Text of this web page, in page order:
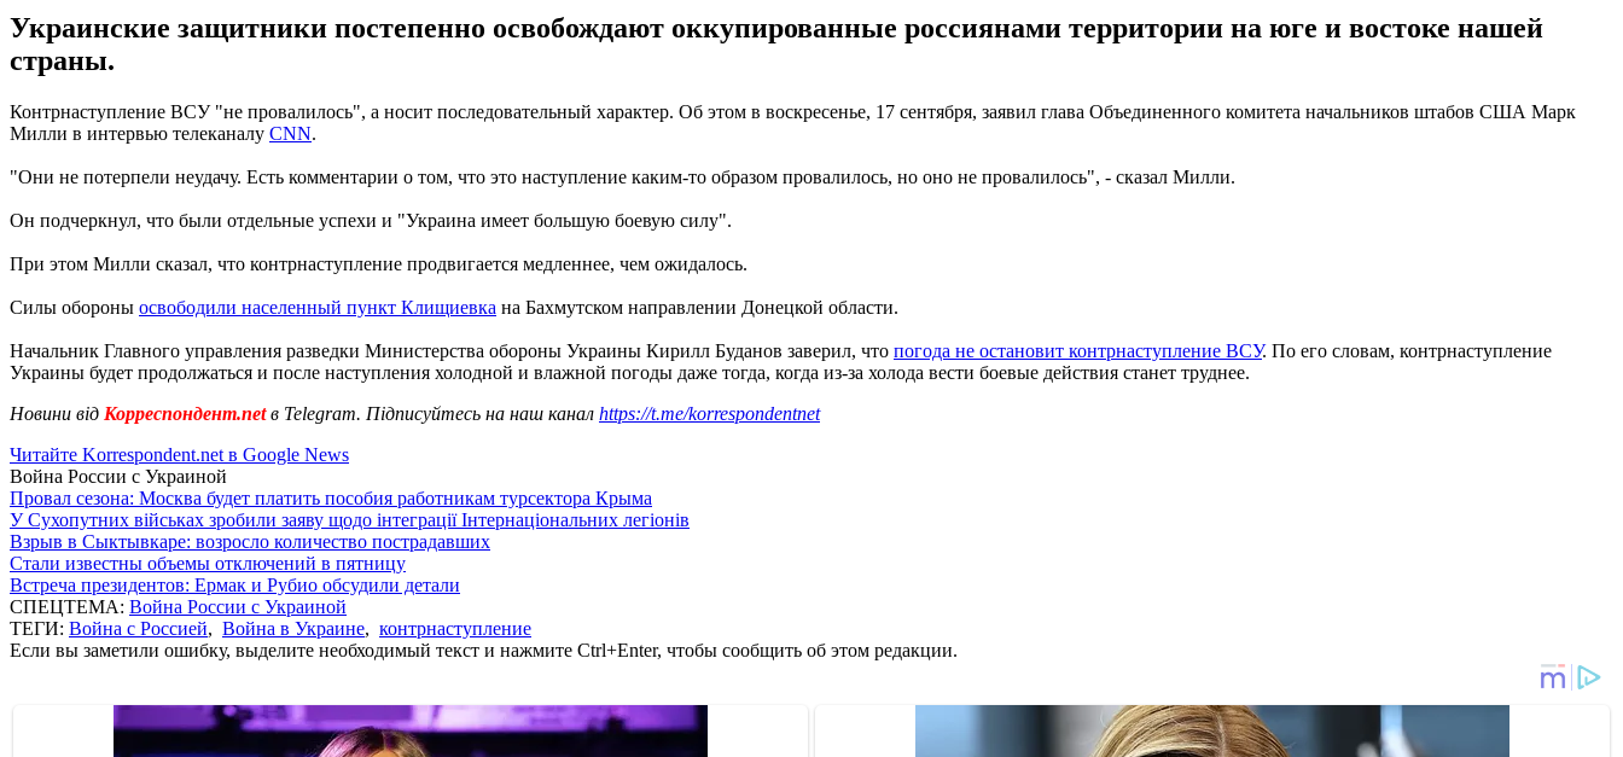
Украинские защитники постепенно освобождают оккупированные россиянами территории на юге и востоке нашей
страны.
Контрнаступление ВСУ "не провалилось", а носит последовательный характер. Об этом в воскресенье, 17 сентября, заявил глава Объединенного комитета начальников штабов США Марк
Милли в интервью телеканалу CNN.
"Они не потерпели неудачу. Есть комментарии о том, что это наступление каким-то образом провалилось, но оно не провалилось", - сказал Милли.
Он подчеркнул, что были отдельные успехи и "Украина имеет большую боевую силу".
При этом Милли сказал, что контрнаступление продвигается медленнее, чем ожидалось.
Силы обороны освободили населенный пункт Клищиевка на Бахмутском направлении Донецкой области.
Начальник Главного управления разведки Министерства обороны Украины Кирилл Буданов заверил, что погода не остановит контрнаступление ВСУ. По его словам, контрнаступление
Украины будет продолжаться и после наступления холодной и влажной погоды даже тогда, когда из-за холода вести боевые действия станет труднее.
Новини від Корреспондент.netв Telegram. Підписуйтесь на наш канал https://t.me/korrespondentnet
Читайте Korrespondent.net в Google News
Война России с Украиной
Провал сезона: Москва будет платить пособия работникам турсектора Крыма
У Сухопутних військах зробили заяву щодо інтеграції Інтернаціональних легіонів
Взрыв в Сыктывкаре: возросло количество пострадавших
Стали известны объемы отключений в пятницу
Встреча президентов: Ермак и Рубио обсудили детали
СПЕЦТЕМА: Война России с Украиной
ТЕГИ: Война с Россией, Война в Украине, контрнаступление
Если вы заметили ошибку, выделите необходимый текст и нажмите Ctrl+Enter, чтобы сообщить об этом редакции.